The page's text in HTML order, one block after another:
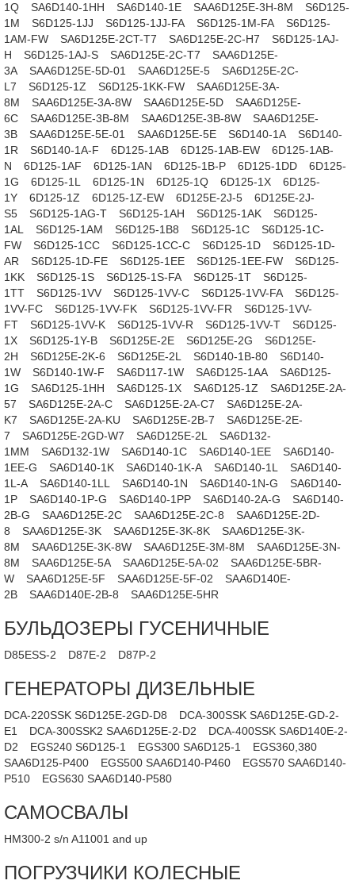
1Q
SA6D140-1HH SA6D140-1E SAA6D125E-3H-8M
S6D125-
1M
S6D125-1JJ S6D125-1JJ-FA S6D125-1M-FA
S6D125-
1AM-FW
SA6D125E-2CT-T7 SA6D125E-2C-H7
S6D125-1AJ-
H
S6D125-1AJ-S SA6D125E-2C-T7
SAA6D125E-
3A
SAA6D125E-5D-01 SAA6D125E-5
SA6D125E-2C-
L7
S6D125-1Z S6D125-1KK-FW
SAA6D125E-3A-
8M
SAA6D125E-3A-8W SAA6D125E-5D
SAA6D125E-
6C
SAA6D125E-3B-8M SAA6D125E-3B-8W
SAA6D125E-
3B
SAA6D125E-5E-01 SAA6D125E-5E S6D140-1A
S6D140-
1R
S6D140-1A-F 6D125-1AB 6D125-1AB-EW
6D125-1AB-
N
6D125-1AF 6D125-1AN 6D125-1B-P 6D125-1DD
6D125-
1G
6D125-1L 6D125-1N 6D125-1Q 6D125-1X
6D125-
1Y
6D125-1Z 6D125-1Z-EW 6D125E-2J-5
6D125E-2J-
S5
S6D125-1AG-T S6D125-1AH S6D125-1AK
S6D125-
1AL
S6D125-1AM S6D125-1B8 S6D125-1C
S6D125-1C-
FW
S6D125-1CC S6D125-1CC-C S6D125-1D
S6D125-1D-
AR
S6D125-1D-FE S6D125-1EE S6D125-1EE-FW
S6D125-
1KK
S6D125-1S S6D125-1S-FA S6D125-1T
S6D125-
1TT
S6D125-1VV S6D125-1VV-C S6D125-1VV-FA
S6D125-
1VV-FC
S6D125-1VV-FK S6D125-1VV-FR
S6D125-1VV-
FT
S6D125-1VV-K S6D125-1VV-R S6D125-1VV-T
S6D125-
1X
S6D125-1Y-B S6D125E-2E S6D125E-2G
S6D125E-
2H
S6D125E-2K-6 S6D125E-2L S6D140-1B-80
S6D140-
1W
S6D140-1W-F SA6D117-1W SA6D125-1AA
SA6D125-
1G
SA6D125-1HH SA6D125-1X SA6D125-1Z
SA6D125E-2A-
57
SA6D125E-2A-C SA6D125E-2A-C7
SA6D125E-2A-
K7
SA6D125E-2A-KU SA6D125E-2B-7
SA6D125E-2E-
7
SA6D125E-2GD-W7 SA6D125E-2L
SA6D132-
1MM
SA6D132-1W SA6D140-1C SA6D140-1EE
SA6D140-
1EE-G
SA6D140-1K SA6D140-1K-A SA6D140-1L
SA6D140-
1L-A
SA6D140-1LL SA6D140-1N SA6D140-1N-G
SA6D140-
1P
SA6D140-1P-G SA6D140-1PP SA6D140-2A-G
SA6D140-
2B-G
SAA6D125E-2C SAA6D125E-2C-8
SAA6D125E-2D-
8
SAA6D125E-3K SAA6D125E-3K-8K
SAA6D125E-3K-
8M
SAA6D125E-3K-8W SAA6D125E-3M-8M
SAA6D125E-3N-
8M
SAA6D125E-5A SAA6D125E-5A-02
SAA6D125E-5BR-
W
SAA6D125E-5F SAA6D125E-5F-02
SAA6D140E-
2B
SAA6D140E-2B-8 SAA6D125E-5HR
БУЛЬДОЗЕРЫ ГУСЕНИЧНЫЕ
D85ESS-2 D87E-2 D87P-2
ГЕНЕРАТОРЫ ДИЗЕЛЬНЫЕ
DCA-220SSK S6D125E-2GD-D8
DCA-300SSK SA6D125E-GD-2-
E1
DCA-300SSK2 SAA6D125E-2-D2
DCA-400SSK SA6D140E-2-
D2
EGS240 S6D125-1 EGS300 SA6D125-1
EGS360,380
SAA6D125-P400
EGS500 SAA6D140-P460
EGS570 SAA6D140-
P510
EGS630 SAA6D140-P580
САМОСВАЛЫ
HM300-2 s/n A11001 and up
ПОГРУЗЧИКИ КОЛЕСНЫЕ